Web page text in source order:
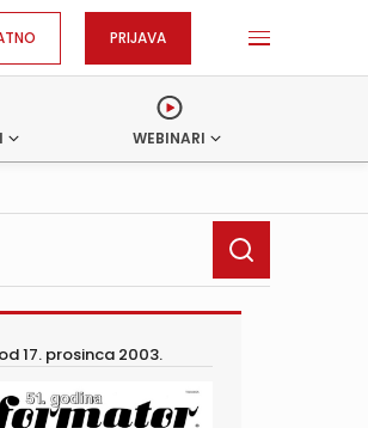
PRIJAVA
WEBINARI
17. prosinca 2003.